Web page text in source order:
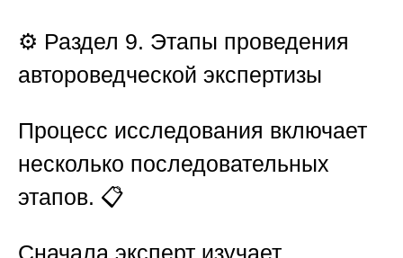
⚙️ Раздел 9. Этапы проведения
автороведческой экспертизы
Процесс исследования включает
несколько последовательных
этапов. 📋
Сначала эксперт изучает